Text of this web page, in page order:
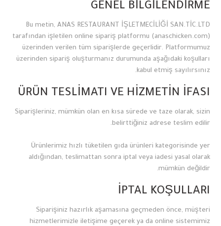
GENEL BİLGİLENDİRME
Bu metin, ANAS RESTAURANT İŞLETMECİLİĞİ SAN.TİC.LTD
tarafından işletilen online sipariş platformu (anaschicken.com)
üzerinden verilen tüm siparişlerde geçerlidir. Platformumuz
üzerinden sipariş oluşturmanız durumunda aşağıdaki koşulları
kabul etmiş sayılırsınız.
ÜRÜN TESLİMATI VE HİZMETİN İFASI
Siparişleriniz, mümkün olan en kısa sürede ve taze olarak, sizin
belirttiğiniz adrese teslim edilir.
Ürünlerimiz hızlı tüketilen gıda ürünleri kategorisinde yer
aldığından, teslimattan sonra iptal veya iadesi yasal olarak
mümkün değildir.
İPTAL KOŞULLARI
Siparişiniz hazırlık aşamasına geçmeden önce, müşteri
hizmetlerimizle iletişime geçerek ya da online sistemimiz